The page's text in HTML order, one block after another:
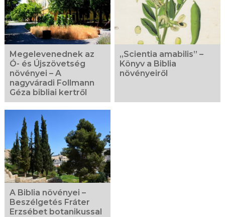
Megelevenednek az
Ó- és Újszövetség
növényei – A
nagyváradi Follmann
Géza bibliai kertről
„Scientia amabilis” –
Könyv a Biblia
növényeiről
A Biblia növényei –
Beszélgetés Fráter
Erzsébet botanikussal